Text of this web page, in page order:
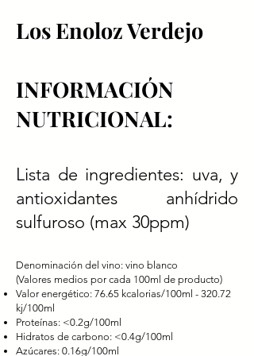
Los Enoloz Verdejo
INFORMACIÓN
NUTRICIONAL:
Lista de ingredientes: uva, y
antioxidantes anhídrido
sulfuroso (max 30ppm)
Denominación del vino: vino blanco
(Valores medios por cada 100ml de producto)
Valor energético: 76.65 kcalorias/100ml - 320.72
kj/100ml
Proteínas: <0.2g/100ml
Hidratos de carbono: <0.4g/100ml
Azúcares: 0.16g/100ml